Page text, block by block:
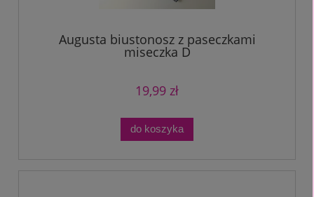
Augusta biustonosz z paseczkami
miseczka D
19,99 zł
do koszyka